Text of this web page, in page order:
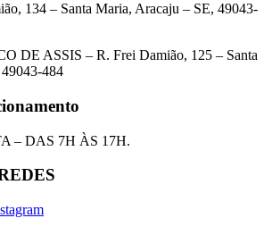
134 – Santa Maria, Aracaju – SE, 49043-
DE ASSIS – R. Frei Damião, 125 – Santa
484
– DAS 7H ÀS 17H.